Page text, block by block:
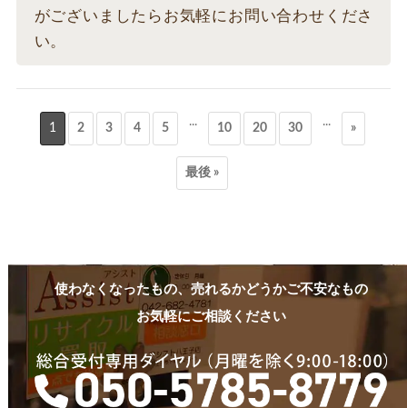
がございましたらお気軽にお問い合わせくださ
い。
1 2 3 4 5 ... 10 20 30 ... »
最後 »
使わなくなったもの、売れるかどうかご不安なもの
お気軽にご相談ください